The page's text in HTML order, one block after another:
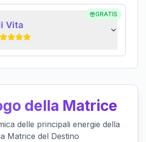
GRATIS
Vita
della Matrice
delle principali energie della
Matrice del Destino